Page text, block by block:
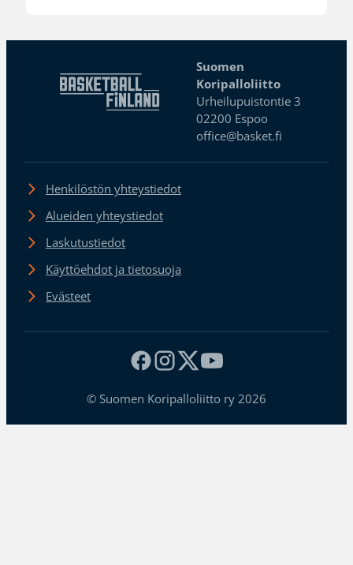
Suomen
Koripalloliitto
Urheilupuistontie 3
02200 Espoo
office@basket.fi
Henkilöstön yhteystiedot
Alueiden yhteystiedot
Laskutustiedot
Käyttöehdot ja tietosuoja
Evästeet
© Suomen Koripalloliitto ry 2026